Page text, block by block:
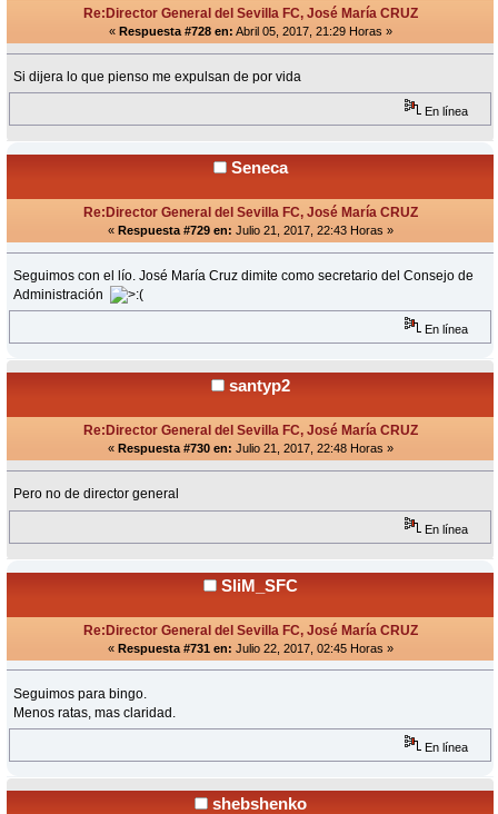
Re:Director General del Sevilla FC, José María CRUZ
« Respuesta #728 en: Abril 05, 2017, 21:29 Horas »
Si dijera lo que pienso me expulsan de por vida
En línea
Seneca
Re:Director General del Sevilla FC, José María CRUZ
« Respuesta #729 en: Julio 21, 2017, 22:43 Horas »
Seguimos con el lío. José María Cruz dimite como secretario del Consejo de
Administración
En línea
santyp2
Re:Director General del Sevilla FC, José María CRUZ
« Respuesta #730 en: Julio 21, 2017, 22:48 Horas »
Pero no de director general
En línea
SliM_SFC
Re:Director General del Sevilla FC, José María CRUZ
« Respuesta #731 en: Julio 22, 2017, 02:45 Horas »
Seguimos para bingo.
Menos ratas, mas claridad.
En línea
shebshenko